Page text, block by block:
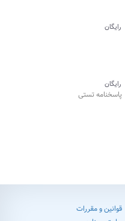
رایگان
رایگان
پاسخنامه تستی
قوانین و مقررات